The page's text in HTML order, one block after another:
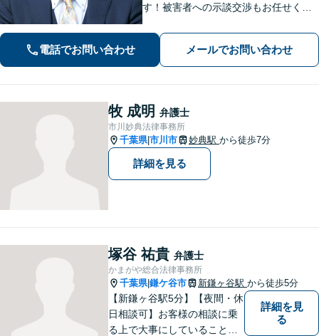
す！被害者への示談交渉もお任せくだ
も」で悩んでいませんか？証拠の集め
方や交渉の進め方には自信がありま
す。調停もお任せください。
電話でお問い合わせ メールでお問い合わせ
牧 成明 弁護士
市川妙典法律事務所
千葉県|市川市 妙典駅 から徒歩7分
詳細を見る
塚谷 祐貴 弁護士
かまがや総合法律事務所
千葉県|鎌ケ谷市 新鎌ヶ谷駅 から徒歩5分
【新鎌ヶ谷駅5分】【夜間・休
日相談可】お客様の相談に乗
る上で大事にしていることは
詳細を見
る